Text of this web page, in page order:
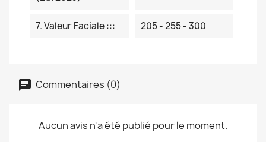
7. Valeur Faciale ::: 205 - 255 - 300
Commentaires (0)
Aucun avis n'a été publié pour le moment.